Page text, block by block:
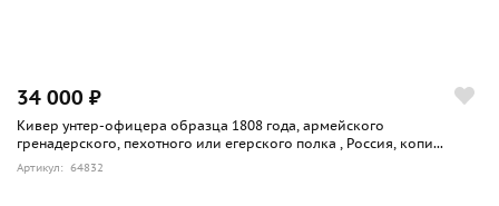
34 000 ₽
Кивер унтер-офицера образца 1808 года, армейского
гренадерского, пехотного или егерского полка , Россия, копи...
Артикул: 64832